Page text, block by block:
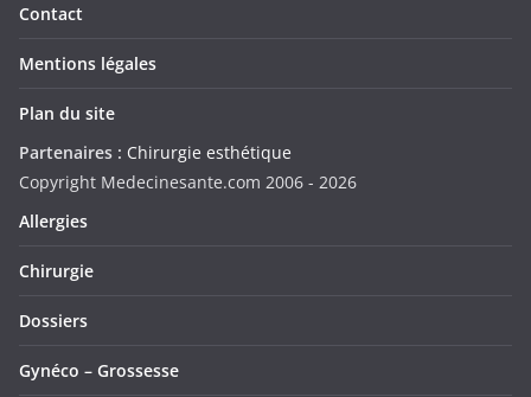
Contact
Mentions légales
Plan du site
Partenaires : Chirurgie esthétique
Copyright Medecinesante.com 2006 - 2026
Allergies
Chirurgie
Dossiers
Gynéco – Grossesse